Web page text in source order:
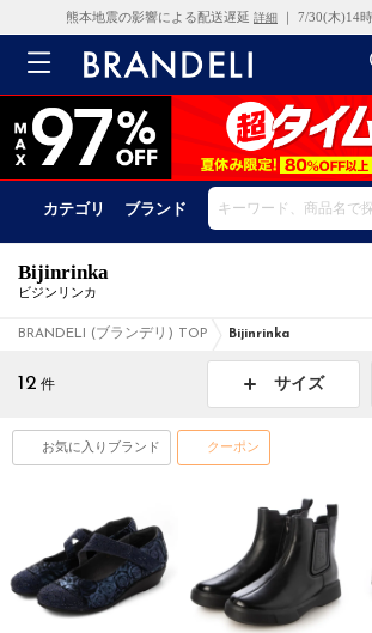
熊本地震の影響による配送遅延 詳細 ｜ 7/30(木)14
カテゴリ ブランド
Bijinrinka
ビジンリンカ
BRANDELI (ブランデリ) TOP Bijinrinka
12 件 サイズ
お気に入りブランド クーポン